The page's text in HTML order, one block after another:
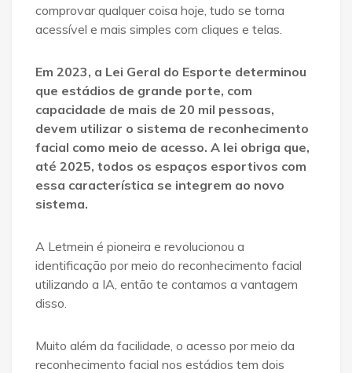
comprovar qualquer coisa hoje, tudo se torna
acessível e mais simples com cliques e telas.
Em 2023, a Lei Geral do Esporte determinou
que estádios de grande porte, com
capacidade de mais de 20 mil pessoas,
devem utilizar o sistema de reconhecimento
facial como meio de acesso. A lei obriga que,
até 2025, todos os espaços esportivos com
essa característica se integrem ao novo
sistema.
A Letmein é pioneira e revolucionou a
identificação por meio do reconhecimento facial
utilizando a IA, então te contamos a vantagem
disso.
Muito além da facilidade, o acesso por meio da
reconhecimento facial nos estádios tem dois